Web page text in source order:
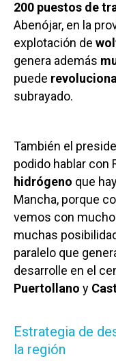
200 puestos de
Abenójar, en la
explotación de
genera además
puede
subrayado.
También el
podido hablar con
hidrógeno que
Mancha, porque
vemos con
muchas
paralelo que
desarrolle en el
Puertollano y
Estrategia de
la región